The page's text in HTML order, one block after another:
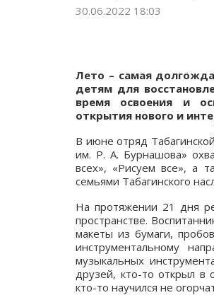
30.06.2022 18:03
Лето – самая
детям для
время освоения и
открытия нового и
В июне отряд
им. Р. А. Бурнашова»
всех», «Рисуем все», а
семьями Табагинского
На протяжении 21 дня
пространстве.
макеты из бумаги,
инструментальному
музыкальных
друзей, кто-то открыл в
кто-то научился не